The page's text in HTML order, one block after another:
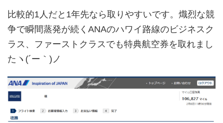
比較的1人だと1年先なら取りやすいです。熾烈な競
争で瞬間蒸発が続くANAのハワイ路線のビジネスク
ラス、ファーストクラスでも特典航空券を取れまし
たヽ(´ー｀)ノ